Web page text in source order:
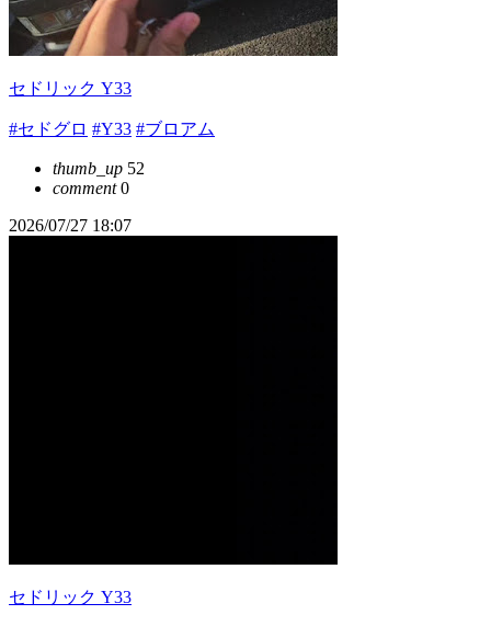
セドリック Y33
#セドグロ #Y33 #ブロアム
thumb_up 52
comment0
2026/07/27 18:07
セドリック Y33